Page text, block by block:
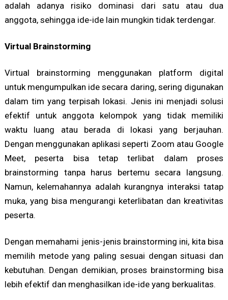
adalah adanya risiko dominasi dari satu atau dua
anggota, sehingga ide-ide lain mungkin tidak terdengar.
Virtual Brainstorming
Virtual brainstorming menggunakan platform digital
untuk mengumpulkan ide secara daring, sering digunakan
dalam tim yang terpisah lokasi. Jenis ini menjadi solusi
efektif untuk anggota kelompok yang tidak memiliki
waktu luang atau berada di lokasi yang berjauhan.
Dengan menggunakan aplikasi seperti Zoom atau Google
Meet, peserta bisa tetap terlibat dalam proses
brainstorming tanpa harus bertemu secara langsung.
Namun, kelemahannya adalah kurangnya interaksi tatap
muka, yang bisa mengurangi keterlibatan dan kreativitas
peserta.
Dengan memahami jenis-jenis brainstorming ini, kita bisa
memilih metode yang paling sesuai dengan situasi dan
kebutuhan. Dengan demikian, proses brainstorming bisa
lebih efektif dan menghasilkan ide-ide yang berkualitas.